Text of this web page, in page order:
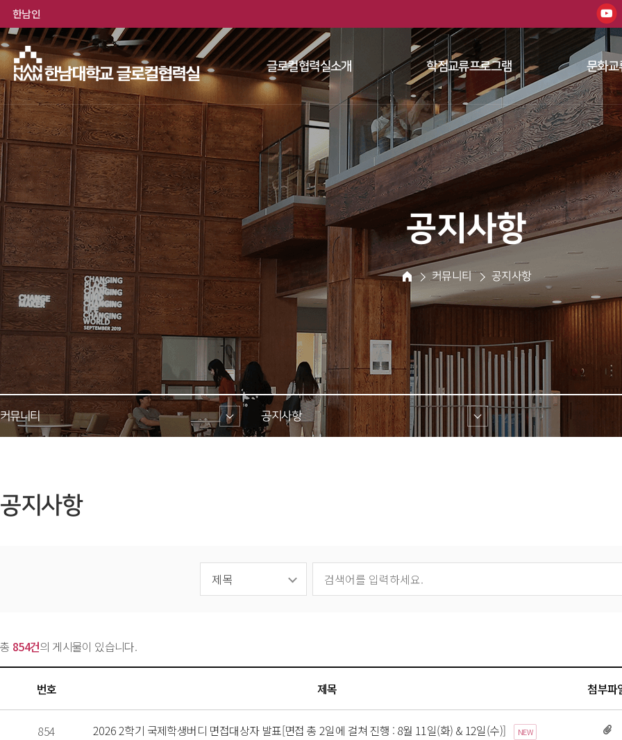
한남대학교
한남인
글로컬협력실소개 학점교류프로그램 문화
공지사항
HOME
커뮤니티 공지사항
커뮤니티 공지사항
공지사항
총 854건의 게시물이 있습니다.
번호 제목 첨부파
854 2026 2학기 국제학생버디 면접대상자 발표[면접 총 2일에 걸쳐 진행 : 8월 11일(화) & 12일(수)] NEW